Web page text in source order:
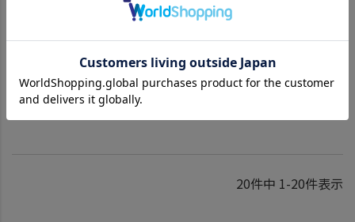
在庫切れ
6,980
20件中 1-20件表示